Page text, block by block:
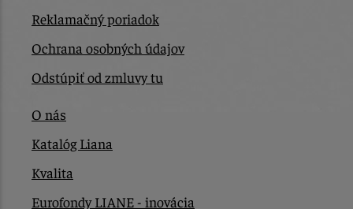
Reklamačný poriadok
Ochrana osobných údajov
Odstúpiť od zmluvy tu
O nás
Katalóg Liana
Kvalita
Eurofondy LIANE - inovácia